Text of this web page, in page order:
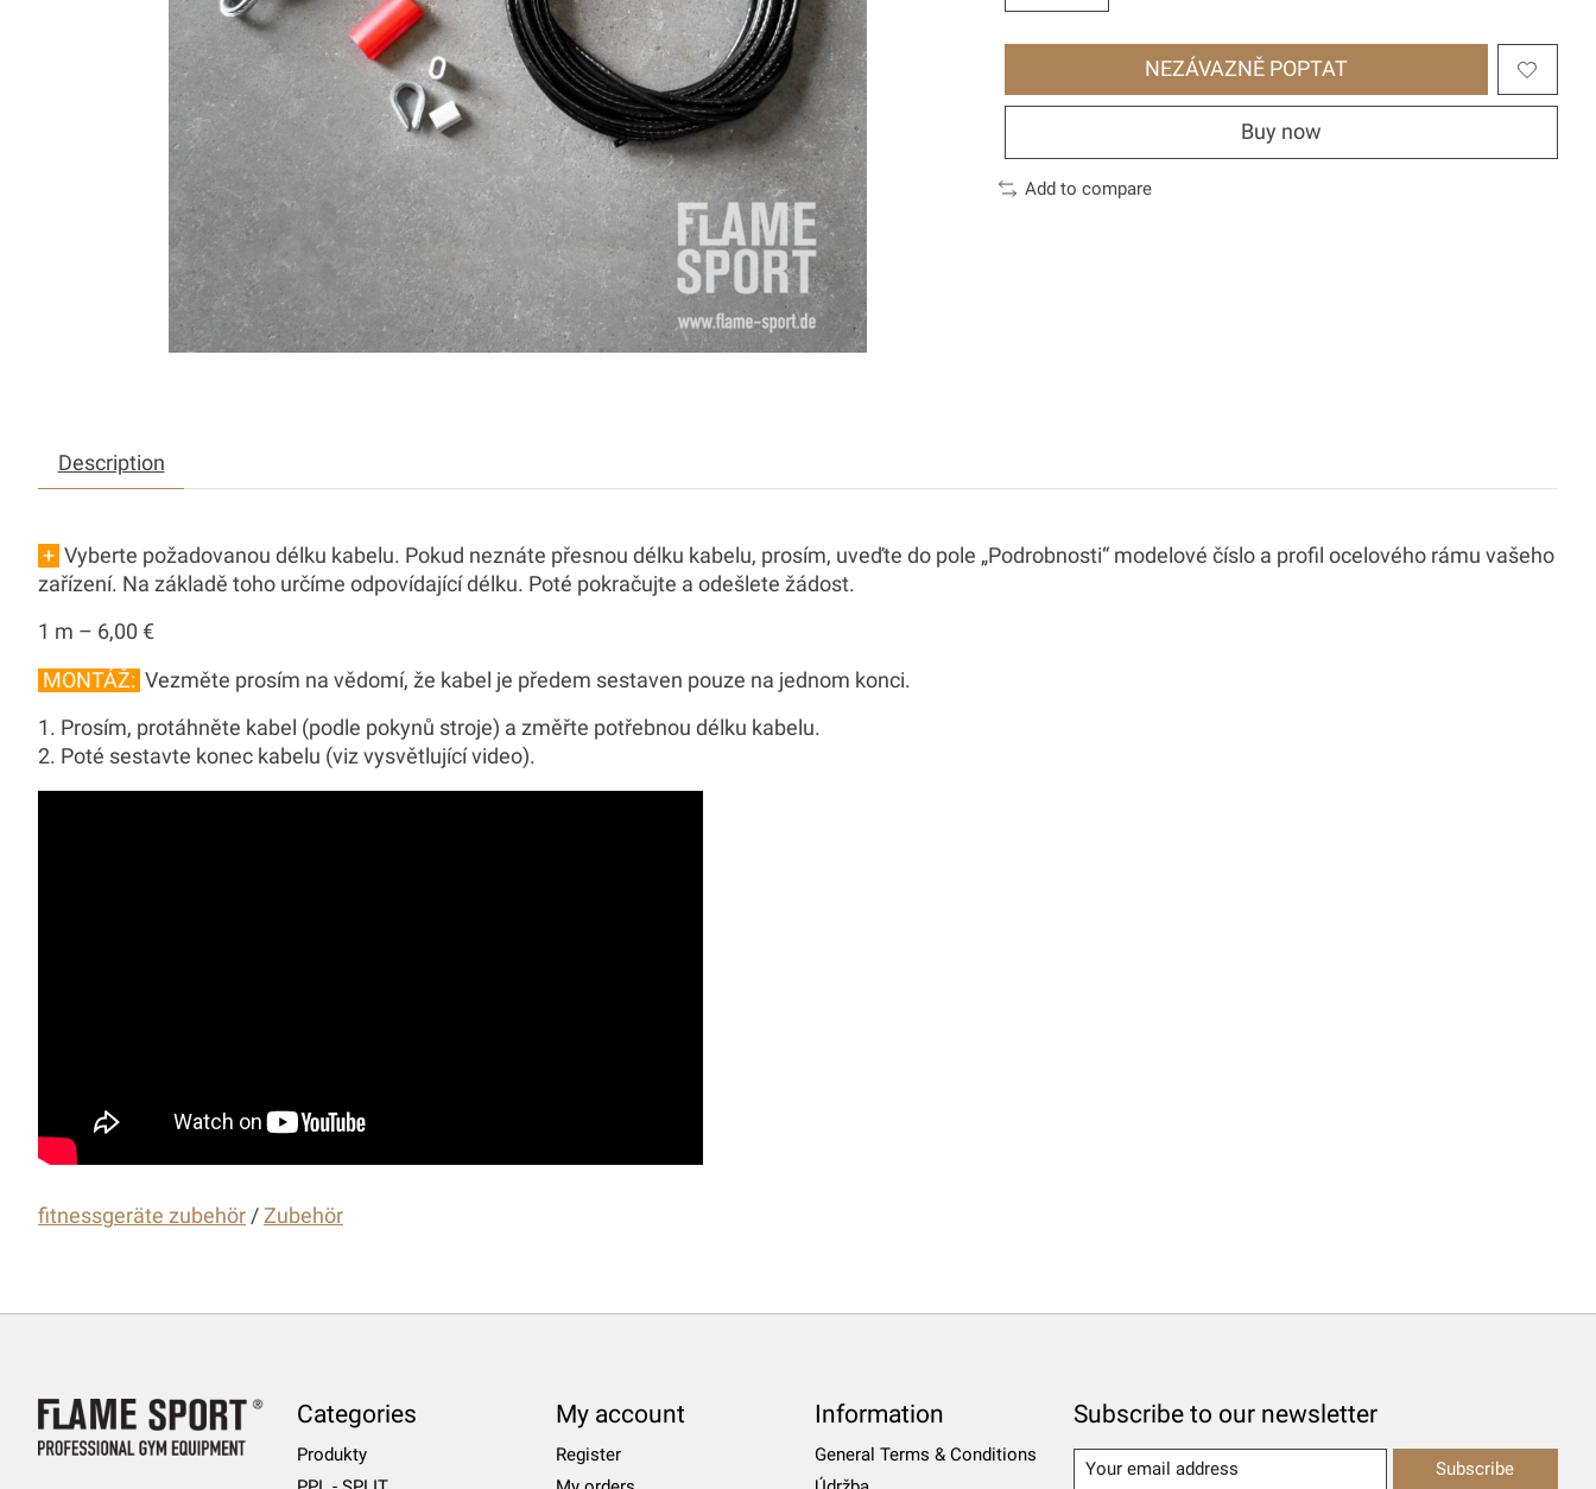
NEZÁVAZNĚ POPTAT
Buy now
Add to compare
Description
+ Vyberte požadovanou délku kabelu. Pokud neznáte přesnou délku kabelu, prosím, uveďte do pole „Podrobnosti“ modelové číslo a profil ocelového rámu vašeho
zařízení. Na základě toho určíme odpovídající délku. Poté pokračujte a odešlete žádost.
1 m – 6,00 €
MONTÁŽ: Vezměte prosím na vědomí, že kabel je předem sestaven pouze na jednom konci.
Prosím, protáhněte kabel (podle pokynů stroje) a změřte potřebnou délku kabelu.
Poté sestavte konec kabelu (viz vysvětlující video).
fitnessgeräte zubehör / Zubehör
Categories
Produkty
My account
Register
Information
General Terms & Conditions
Subscribe to our newsletter
Subscribe